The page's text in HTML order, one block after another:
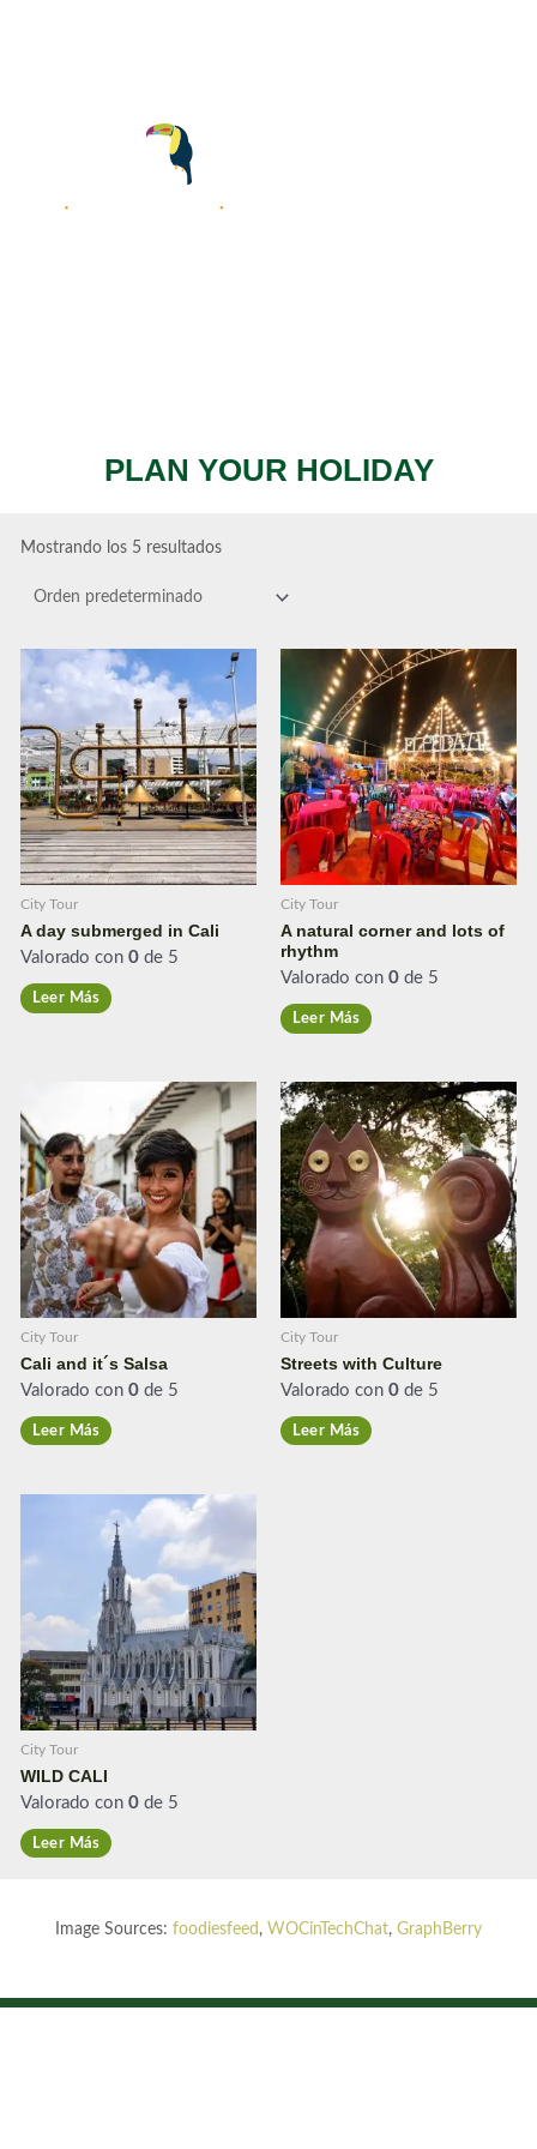
PLAN YOUR HOLIDAY
Mostrando los 5 resultados
City Tour
A day submerged in Cali
Valorado con 0 de 5
Leer Más
City Tour
A natural corner and lots of
rhythm
Valorado con 0 de 5
Leer Más
City Tour
Cali and it´s Salsa
Valorado con 0 de 5
Leer Más
City Tour
Streets with Culture
Valorado con 0 de 5
Leer Más
City Tour
WILD CALI
Valorado con 0 de 5
Leer Más
Image Sources: foodiesfeed , WOCinTechChat, GraphBerry